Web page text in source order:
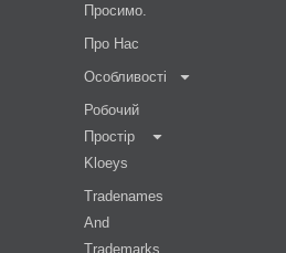
Просимо.
Про Нас
Особливості
Робочий
Простір
Kloeys
Tradenames
And
Trademarks